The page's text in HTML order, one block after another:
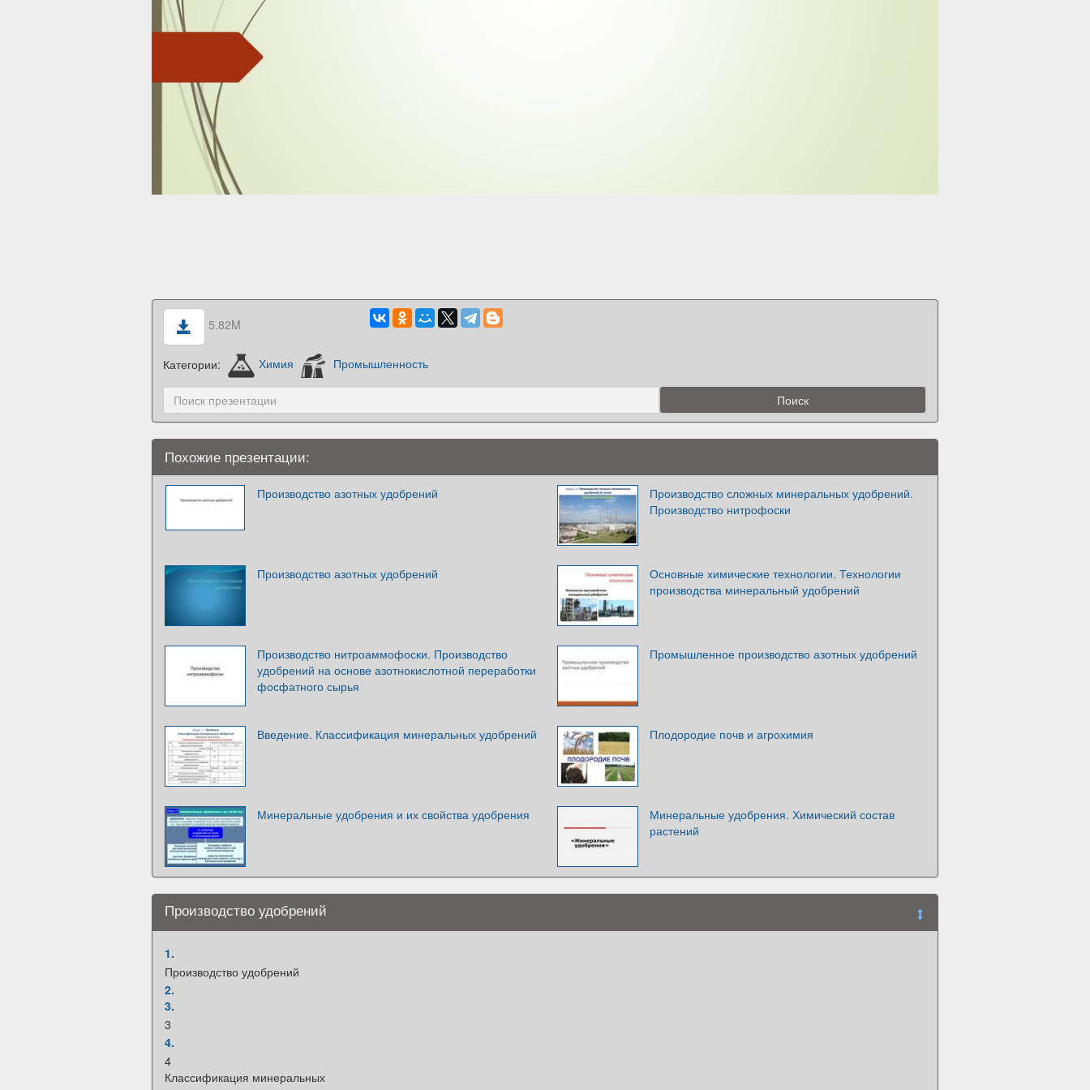
5.82M
Категории: Химия Промышленность
Похожие презентации:
Производство азотных удобрений
Производство сложных минеральных удобрений.
Производство нитрофоски
Производство азотных удобрений
Основные химические технологии. Технологии
производства минеральный удобрений
Производство нитроаммофоски. Производство
удобрений на основе азотнокислотной переработки
фосфатного сырья
Промышленное производство азотных удобрений
Введение. Классификация минеральных удобрений Плодородие почв и агрохимия
Минеральные удобрения и их свойства удобрения
Минеральные удобрения. Химический состав
растений
Производство удобрений
1.
Производство удобрений
2.
3.
3
4.
4
Классификация минеральных